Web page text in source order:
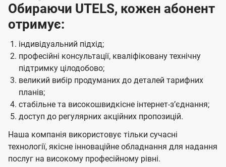
Обираючи UTELS, кожен абонент
отримує:
індивідуальний підхід;
професійні консультації, кваліфіковану технічну
підтримку цілодобово;
великий вибір продуманих до деталей тарифних
планів;
стабільне та високошвидкісне інтернет-зʼєднання;
доступ до регулярних акційних пропозицій.
Наша компанія використовує тільки сучасні
технології, якісне інноваційне обладнання для надання
послуг на високому професійному рівні.